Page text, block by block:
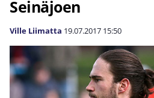
Seinäjoen
Ville Liimatta 19.07.2017 15:50